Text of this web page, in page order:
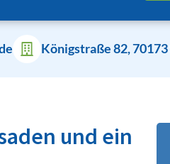
Königstraße 82,
und ein